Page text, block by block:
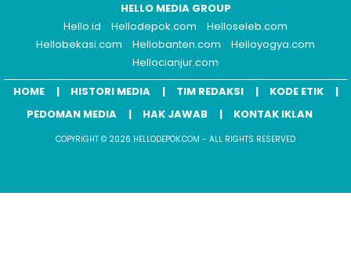
HELLO MEDIA GROUP
Hello.id
Hellodepok.com
Helloseleb.com
Hellobekasi.com
Hellobanten.com
Helloyogya.com
Hellocianjur.com
HOME
HISTORI MEDIA TIM REDAKSI
KODE ETIK
PEDOMAN MEDIA
HAK JAWAB KONTAK IKLAN
COPYRIGHT © 2026 HELLODEPOK.COM - ALL RIGHTS RESERVED